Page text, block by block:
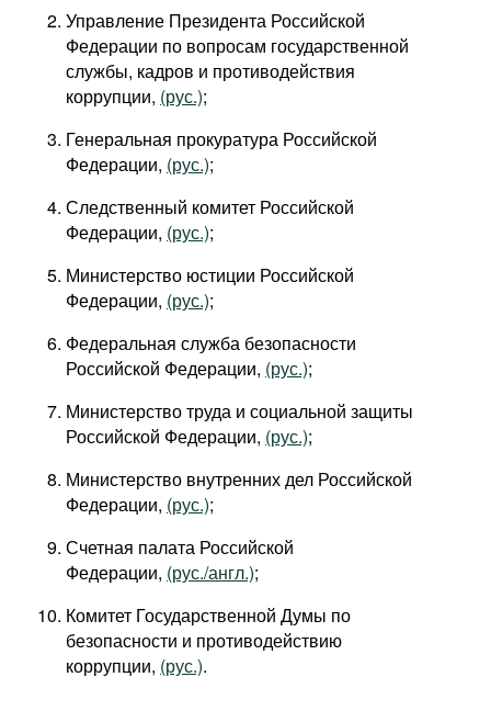
Управление Президента Российской
Федерации по вопросам государственной
службы, кадров и противодействия
коррупции, (рус.);
Генеральная прокуратура Российской
Федерации, (рус.);
Следственный комитет Российской
Федерации, (рус.);
Министерство юстиции Российской
Федерации, (рус.);
Федеральная служба безопасности
Российской Федерации, (рус.);
Министерство труда и социальной защиты
Российской Федерации, (рус.);
Министерство внутренних дел Российской
Федерации, (рус.);
Счетная палата Российской
Федерации, (рус./англ.);
Комитет Государственной Думы по
безопасности и противодействию
коррупции, (рус.).